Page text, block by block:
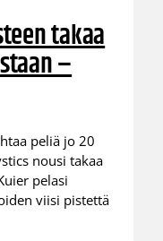
takaa
–
peliä jo 20
nousi takaa
pelasi
viisi pistettä